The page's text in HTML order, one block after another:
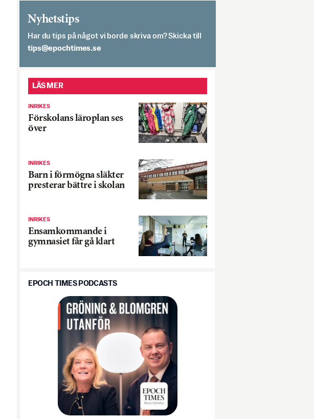
Nyhetstips
Har du tips på något vi borde skriva om? Skicka till
es.semithcope@spit
LÄS MER
INRIKES
Förskolans läroplan ses
över
INRIKES
Barn i förmögna släkter
presterar bättre i skolan
INRIKES
Ensamkommande i
gymnasiet får gå klart
EPOCH TIMES PODCASTS